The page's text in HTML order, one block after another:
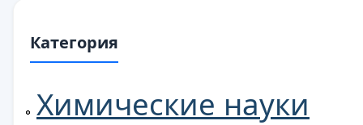
Категория
Химические науки